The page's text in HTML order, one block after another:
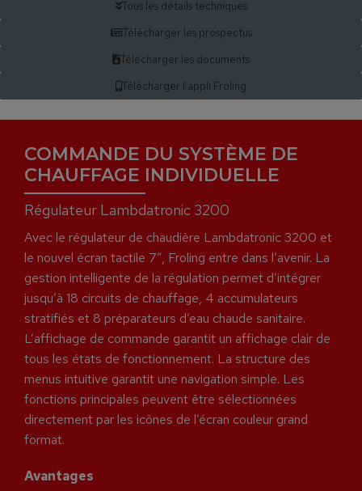
Tous les détails techniques
Télécharger les prospectus
Télécharger les documents
Télécharger l'appli Froling
COMMANDE DU SYSTÈME DE
CHAUFFAGE INDIVIDUELLE
Régulateur Lambdatronic 3200
Avec le régulateur de chaudière Lambdatronic 3200 et
le nouvel écran tactile 7”, Froling entre dans l’avenir. La
gestion intelligente de la régulation permet d’intégrer
jusqu’à 18 circuits de chauffage, 4 accumulateurs
stratifiés et 8 préparateurs d’eau chaude sanitaire.
L’affichage de commande garantit un affichage clair de
tous les états de fonctionnement. La structure des
menus intuitive garantit une navigation simple. Les
fonctions principales peuvent être sélectionnées
directement par les icônes de l’écran couleur grand
format.
Avantages